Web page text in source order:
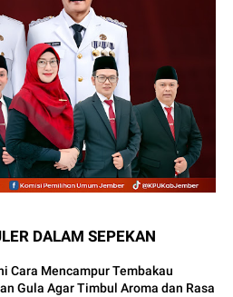
DALAM SEPEKAN
Cara Mencampur Tembakau
Gula Agar Timbul Aroma dan Rasa